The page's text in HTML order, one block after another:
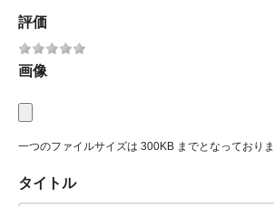
評価
画像
一つのファイルサイズは 300KB までとなっておりま
タイトル